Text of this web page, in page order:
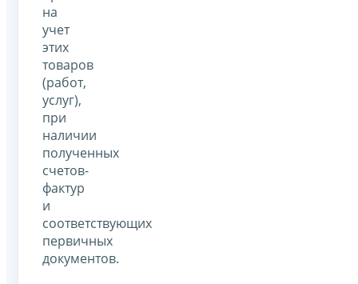
на
учет
этих
товаров
(работ,
услуг),
при
наличии
полученных
счетов-
фактур
и
соответствующих
первичных
документов.